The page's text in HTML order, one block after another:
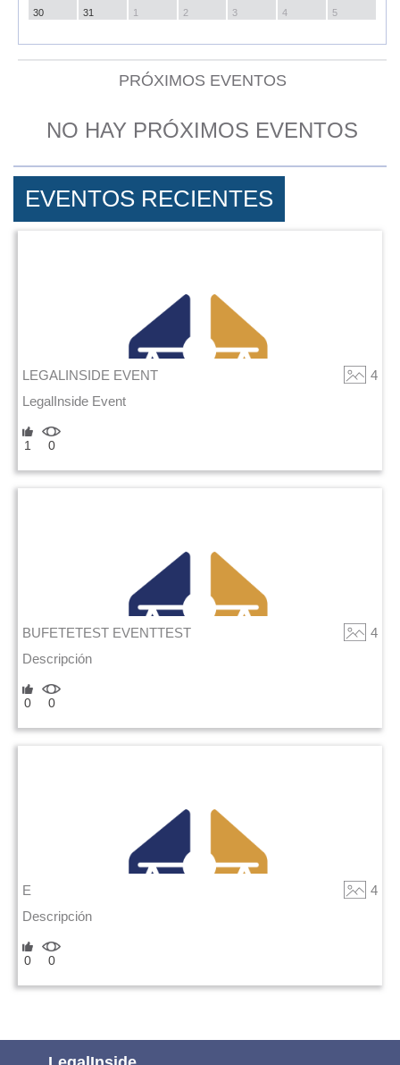
30 31 1 2 3 4 5
PRÓXIMOS EVENTOS
NO HAY PRÓXIMOS EVENTOS
EVENTOS RECIENTES
LEGALINSIDE EVENT
4
LegalInside Event
1 0
BUFETETEST EVENTTEST
4
Descripción
0 0
E
4
Descripción
0 0